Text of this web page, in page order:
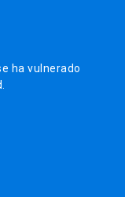
ha vulnerado